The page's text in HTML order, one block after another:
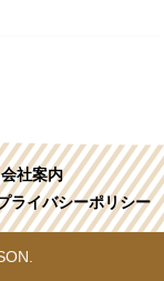
会社案内
ライバシーポリシー